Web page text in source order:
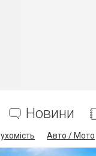
Новини
Авто / Мото